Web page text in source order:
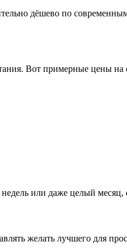
дёшево по
Вот примерные цены
или даже целый
желать лучшего для